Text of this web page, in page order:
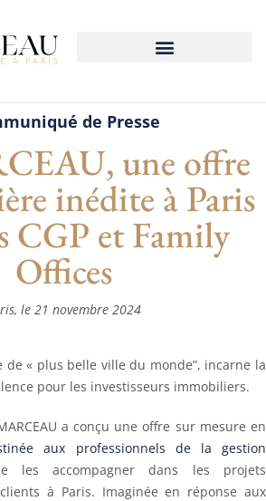
de Presse
une offre
inédite à Paris
CGP et Family
Offices
le 21 novembre 2024
de « plus belle ville du monde”, incarne la
pour les investisseurs immobiliers.
a conçu une offre sur mesure en
aux professionnels de la gestion
les accompagner dans les projets
à Paris. Imaginée en réponse aux